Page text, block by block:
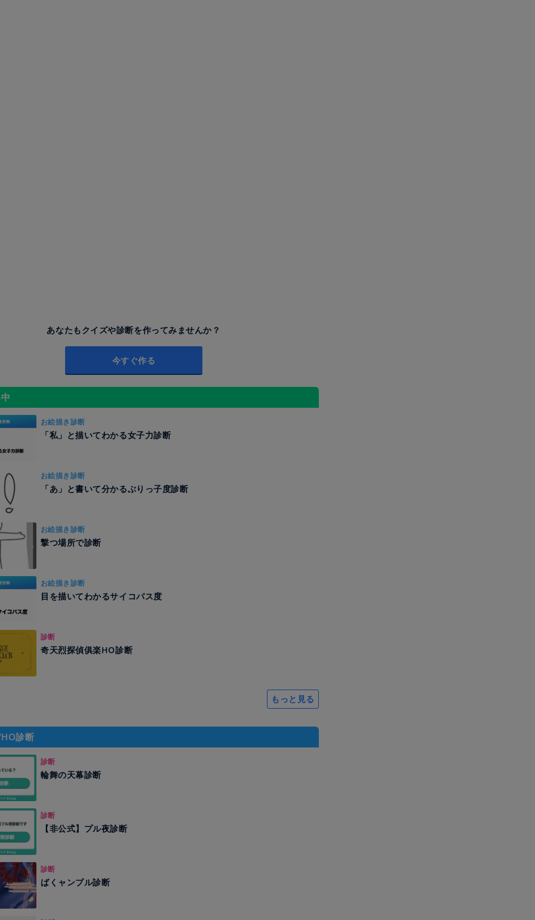
あなたもクイズや診断を作ってみませんか？
今すぐ作る
お絵描き診断
「私」と描いてわかる女子力診断
お絵描き診断
「あ」と書いて分かるぶりっ子度診断
お絵描き診断
撃つ場所で診断
お絵描き診断
目を描いてわかるサイコパス度
診断
奇天烈探偵俱楽HO診断
もっと見る
診断
診断
輪舞の天幕診断
診断
【非公式】プル夜診断
診断
ばくャンブル診断